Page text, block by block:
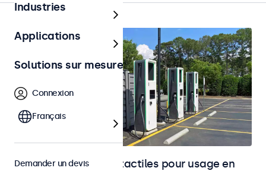
Moniteurs et écrans tactiles pour usage en
Industries
Applications
Solutions sur mesure
Connexion
Français
Demander un devis